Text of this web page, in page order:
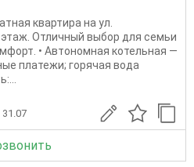
квартира на ул.
Отличный выбор для семьи
• Автономная котельная —
платежи; горячая вода
31.07